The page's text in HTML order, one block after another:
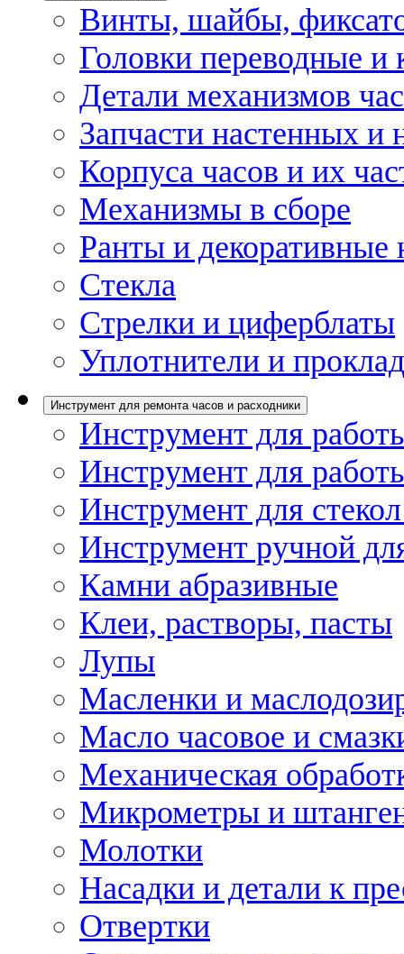
Винты, шайбы,
Головки переводные и
Детали механизмов
Запчасти настенных и
Корпуса часов и их
Механизмы в сборе
Ранты и декоративные
Стекла
Стрелки и циферблаты
Уплотнители и
Инструмент для ремонта часов и расходники
Инструмент для
Инструмент для
Инструмент для
Инструмент ручной
Камни абразивные
Клеи, растворы, пасты
Лупы
Масленки и
Масло часовое и
Механическая
Микрометры и
Молотки
Насадки и детали к
Отвертки